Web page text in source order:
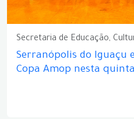
Secretaria de Educação,
Serranópolis do Iguaçu
Copa Amop nesta